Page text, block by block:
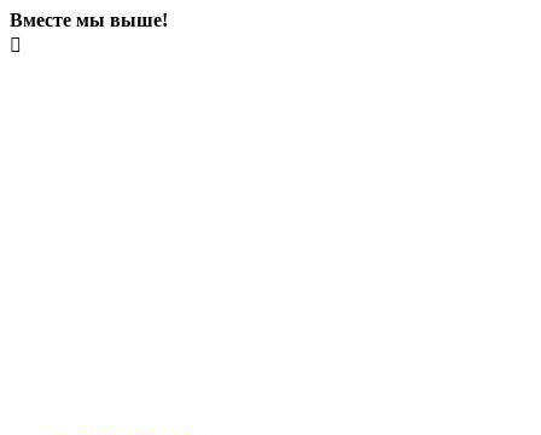
Вместе мы выше!
